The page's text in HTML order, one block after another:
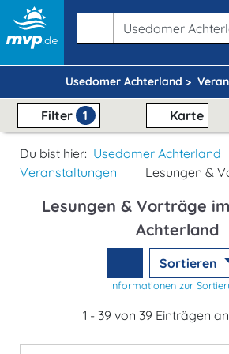
Usedomer Achterland >
Filter 1 Karte
Du bist hier: Usedomer Achterland
Veranstaltungen
Lesungen &
Lesungen & Vorträge
Achterland
Sortieren
Informationen zur
1 - 39 von 39 Einträgen